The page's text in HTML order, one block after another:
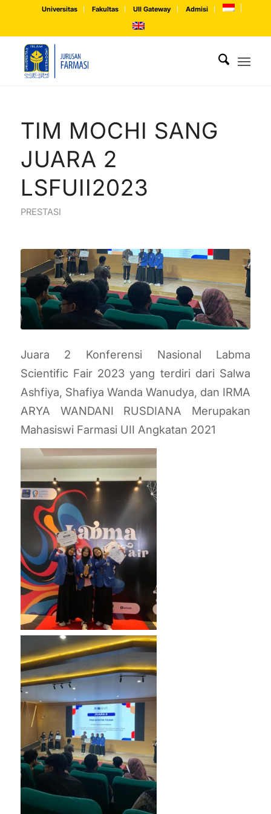
Universitas Fakultas UII Gateway Admisi
TIM MOCHI SANG
JUARA 2
LSFUII2023
PRESTASI
Juara 2 Konferensi Nasional Labma
Scientific Fair 2023 yang terdiri dari Salwa
Ashfiya, Shafiya Wanda Wanudya, dan IRMA
ARYA WANDANI RUSDIANA Merupakan
Mahasiswi Farmasi UII Angkatan 2021